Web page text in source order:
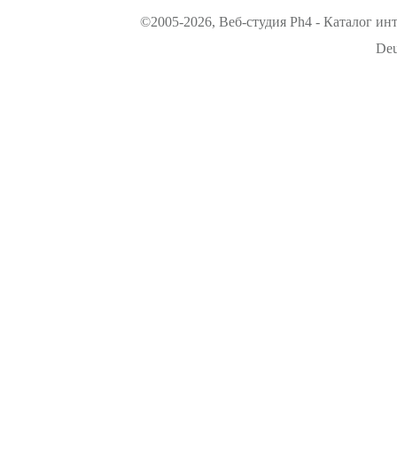
©2005-2026, Веб-студия Ph4 - Каталог